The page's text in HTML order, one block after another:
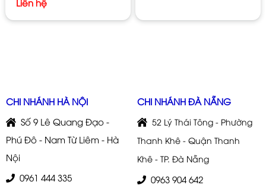
Liên hệ
CHI NHÁNH HÀ NỘI
Số 9 Lê Quang Đạo -
Phú Đô - Nam Từ Liêm - Hà
Nội
0961 444 335
CHI NHÁNH ĐÀ NẴNG
52 Lý Thái Tông - Phường
Thanh Khê - Quận Thanh
Khê - TP. Đà Nẵng
0963 904 642